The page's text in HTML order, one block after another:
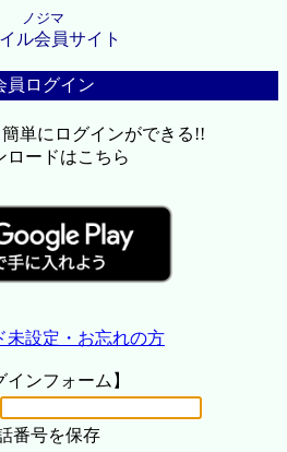
ノジマ
ル会員サイト
員ログイン
単にログインができる!!
ロードはこちら
未設定・お忘れの方
インフォーム】
番号を保存